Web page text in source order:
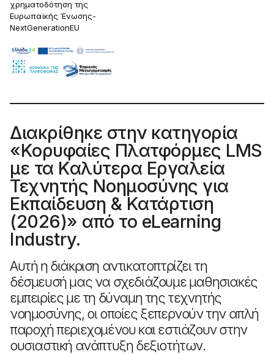
χρηματοδότηση της
Ευρωπαϊκής Ένωσης-
NextGenerationEU
Διακρίθηκε στην κατηγορία
«Κορυφαίες Πλατφόρμες LMS
με τα Καλύτερα Εργαλεία
Τεχνητής Νοημοσύνης για
Εκπαίδευση & Κατάρτιση
(2026)» από το eLearning
Industry.
Αυτή η διάκριση αντικατοπτρίζει τη
δέσμευσή μας να σχεδιάζουμε μαθησιακές
εμπειρίες με τη δύναμη της τεχνητής
νοημοσύνης, οι οποίες ξεπερνούν την απλή
παροχή περιεχομένου και εστιάζουν στην
ουσιαστική ανάπτυξη δεξιοτήτων.